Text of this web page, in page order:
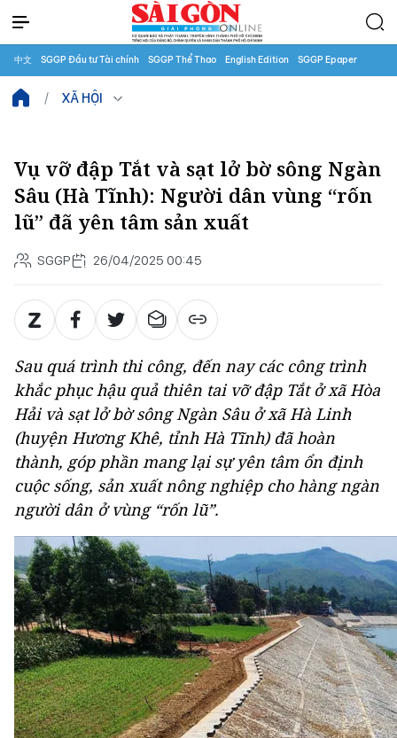
中文 SGGP Đầu tư Tài chính SGGP Thể Thao English Edition SGGP Epaper
XÃ HỘI
Vụ vỡ đập Tắt và sạt lở bờ sông Ngàn
Sâu (Hà Tĩnh): Người dân vùng “rốn
lũ” đã yên tâm sản xuất
SGGP 26/04/2025 00:45
Sau quá trình thi công, đến nay các công trình
khắc phục hậu quả thiên tai vỡ đập Tắt ở xã Hòa
Hải và sạt lở bờ sông Ngàn Sâu ở xã Hà Linh
(huyện Hương Khê, tỉnh Hà Tĩnh) đã hoàn
thành, góp phần mang lại sự yên tâm ổn định
cuộc sống, sản xuất nông nghiệp cho hàng ngàn
người dân ở vùng “rốn lũ”.